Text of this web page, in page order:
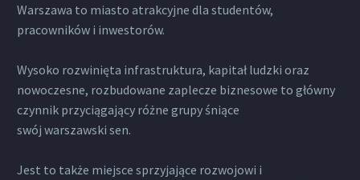
Warszawa to miasto atrakcyjne dla studentów,
pracowników i inwestorów.
Wysoko rozwinięta infrastruktura, kapitał ludzki oraz
nowoczesne, rozbudowane zaplecze biznesowe to główny
czynnik przyciągający różne grupy śniące
swój warszawski sen.
Jest to także miejsce sprzyjające rozwojowi i